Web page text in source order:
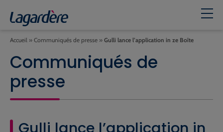
Accueil » Communiqués de presse » Gulli lance l’application in ze Boîte
Communiqués de
presse
Gulli lance l’application in